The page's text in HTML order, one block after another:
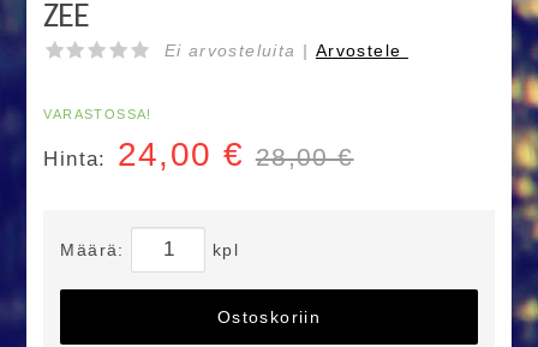
ZEE
Ei arvosteluita | Arvostele
VARASTOSSA!
Hinta: 24,00 € 28,00 €
Määrä: kpl
Ostoskoriin